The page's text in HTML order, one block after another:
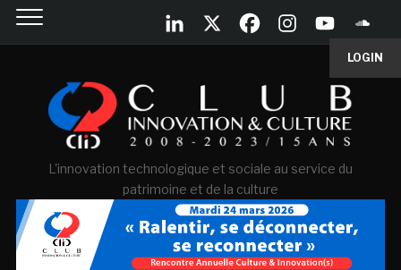
LOGIN
L'innovation technologique et sociale au service du
patrimoine et de la culture